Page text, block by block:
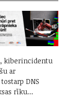
kiberincidentu
ar
DNS
rīku…